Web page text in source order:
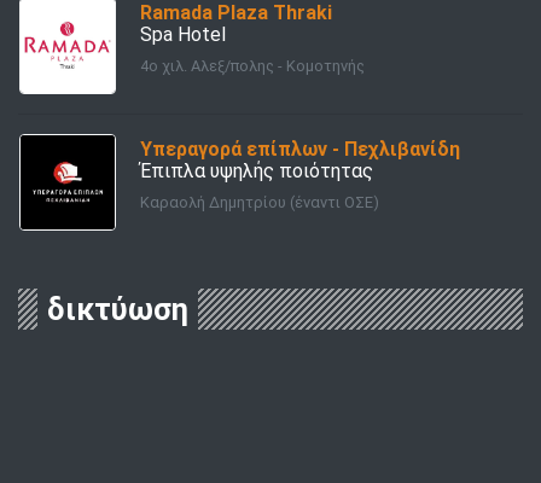
Ramada Plaza Thraki
Spa Hotel
4ο χιλ. Αλεξ/πολης - Κομοτηνής
Υπεραγορά επίπλων - Πεχλιβανίδη
Έπιπλα υψηλής ποιότητας
Καραολή Δημητρίου (έναντι ΟΣΕ)
δικτύωση